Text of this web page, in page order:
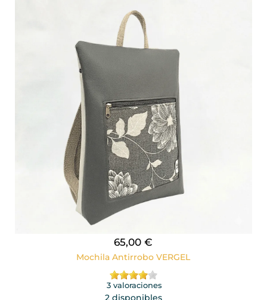
65,00 €
Mochila Antirrobo VERGEL
3 valoraciones
2 disponibles